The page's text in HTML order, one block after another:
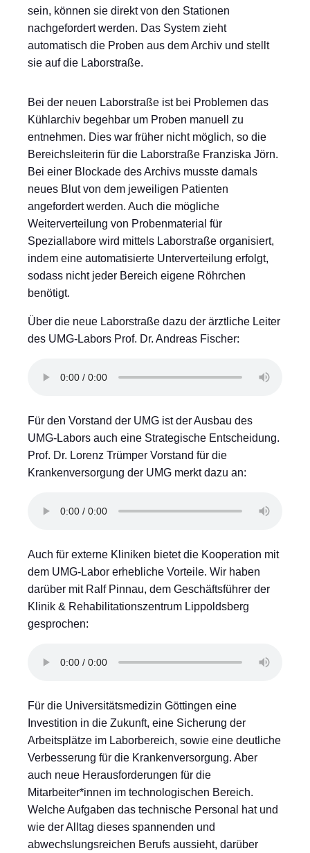
sein, können sie direkt von den Stationen
nachgefordert werden. Das System zieht
automatisch die Proben aus dem Archiv und stellt
sie auf die Laborstraße.
Bei der neuen Laborstraße ist bei Problemen das
Kühlarchiv begehbar um Proben manuell zu
entnehmen. Dies war früher nicht möglich, so die
Bereichsleiterin für die Laborstraße Franziska Jörn.
Bei einer Blockade des Archivs musste damals
neues Blut von dem jeweiligen Patienten
angefordert werden. Auch die mögliche
Weiterverteilung von Probenmaterial für
Speziallabore wird mittels Laborstraße organisiert,
indem eine automatisierte Unterverteilung erfolgt,
sodass nicht jeder Bereich eigene Röhrchen
benötigt.
Über die neue Laborstraße dazu der ärztliche Leiter
des UMG-Labors Prof. Dr. Andreas Fischer:
Für den Vorstand der UMG ist der Ausbau des
UMG-Labors auch eine Strategische Entscheidung.
Prof. Dr. Lorenz Trümper Vorstand für die
Krankenversorgung der UMG merkt dazu an:
Auch für externe Kliniken bietet die Kooperation mit
dem UMG-Labor erhebliche Vorteile. Wir haben
darüber mit Ralf Pinnau, dem Geschäftsführer der
Klinik & Rehabilitationszentrum Lippoldsberg
gesprochen:
Für die Universitätsmedizin Göttingen eine
Investition in die Zukunft, eine Sicherung der
Arbeitsplätze im Laborbereich, sowie eine deutliche
Verbesserung für die Krankenversorgung. Aber
auch neue Herausforderungen für die
Mitarbeiter*innen im technologischen Bereich.
Welche Aufgaben das technische Personal hat und
wie der Alltag dieses spannenden und
abwechslungsreichen Berufs aussieht, darüber